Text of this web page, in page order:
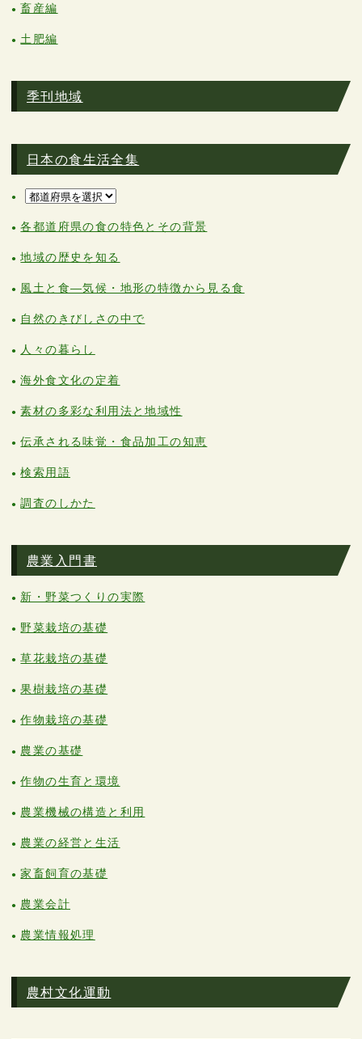
畜産編
土肥編
季刊地域
日本の食生活全集
各都道府県の食の特色とその背景
地域の歴史を知る
風土と食―気候・地形の特徴から見る食
自然のきびしさの中で
人々の暮らし
海外食文化の定着
素材の多彩な利用法と地域性
伝承される味覚・食品加工の知恵
検索用語
調査のしかた
農業入門書
新・野菜つくりの実際
野菜栽培の基礎
草花栽培の基礎
果樹栽培の基礎
作物栽培の基礎
農業の基礎
作物の生育と環境
農業機械の構造と利用
農業の経営と生活
家畜飼育の基礎
農業会計
農業情報処理
農村文化運動